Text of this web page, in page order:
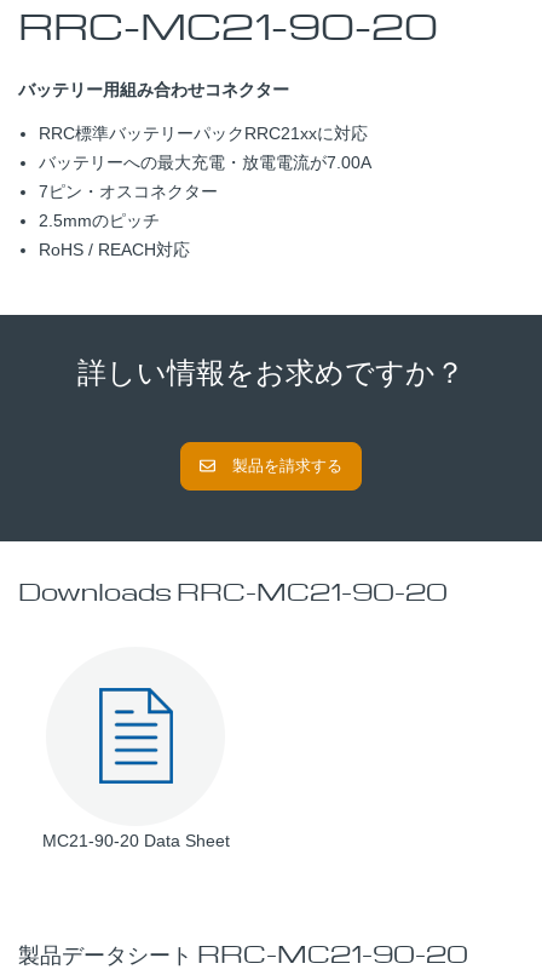
RRC-MC21-90-20
バッテリー用組み合わせコネクター
RRC標準バッテリーパックRRC21xxに対応
バッテリーへの最大充電・放電電流が7.00A
7ピン・オスコネクター
2.5mmのピッチ
RoHS / REACH対応
詳しい情報をお求めですか？
製品を請求する
Downloads RRC-MC21-90-20
MC21-90-20 Data Sheet
製品データシート RRC-MC21-90-20